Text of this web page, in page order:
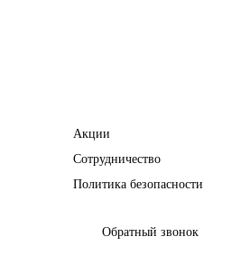
Акции
Сотрудничество
Политика безопасности
Обратный звонок